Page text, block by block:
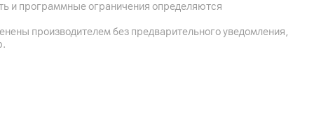
и программные ограничения определяются
производителем без предварительного уведомления,